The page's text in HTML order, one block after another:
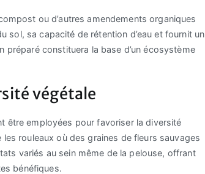
ou d’autres amendements organiques
sol, sa capacité de rétention d’eau et fournit un
constituera la base d’un écosystème
végétale
être employées pour favoriser la diversité
rouleaux où des graines de fleurs sauvages
variés au sein même de la pelouse, offrant
bénéfiques.